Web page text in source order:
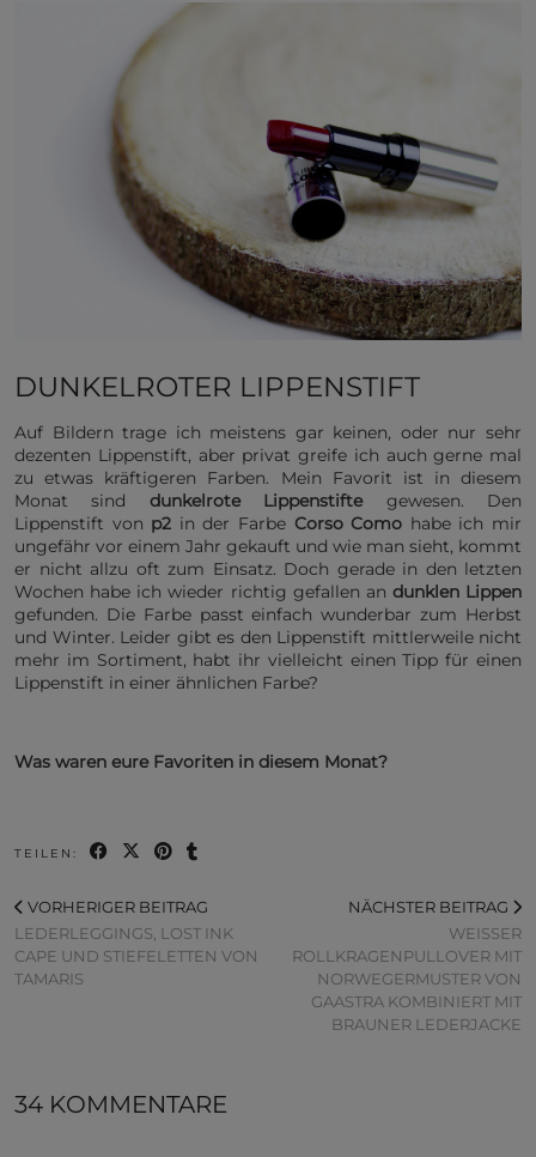
DUNKELROTER LIPPENSTIFT
Auf Bildern trage ich meistens gar keinen, oder nur sehr
dezenten Lippenstift, aber privat greife ich auch gerne mal
zu etwas kräftigeren Farben. Mein Favorit ist in diesem
Monat sind dunkelrote Lippenstiftegewesen. Den
Lippenstift von p2 in der Farbe Corso Como habe ich mir
ungefähr vor einem Jahr gekauft und wie man sieht, kommt
er nicht allzu oft zum Einsatz. Doch gerade in den letzten
Wochen habe ich wieder richtig gefallen an dunklen Lippen
gefunden. Die Farbe passt einfach wunderbar zum Herbst
und Winter. Leider gibt es den Lippenstift mittlerweile nicht
mehr im Sortiment, habt ihr vielleicht einen Tipp für einen
Lippenstift in einer ähnlichen Farbe?
Was waren eure Favoriten in diesem Monat?
TEILEN:
VORHERIGER BEITRAG
LEDERLEGGINGS, LOST INK
CAPE UND STIEFELETTEN VON
TAMARIS
NÄCHSTER BEITRAG
WEISSER R
OLLKRAGENPULLOVER MIT N
ORWEGERMUSTER VON G
AASTRA KOMBINIERT MIT B
RAUNER LEDERJACKE
34 KOMMENTARE